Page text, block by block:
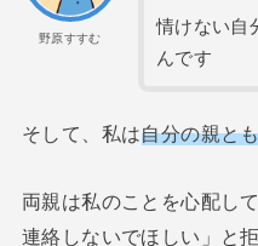
野原すすむ
情けない自
んです
そして、私は自分の親と
両親は私のことを心配し
連絡しないでほしい」と